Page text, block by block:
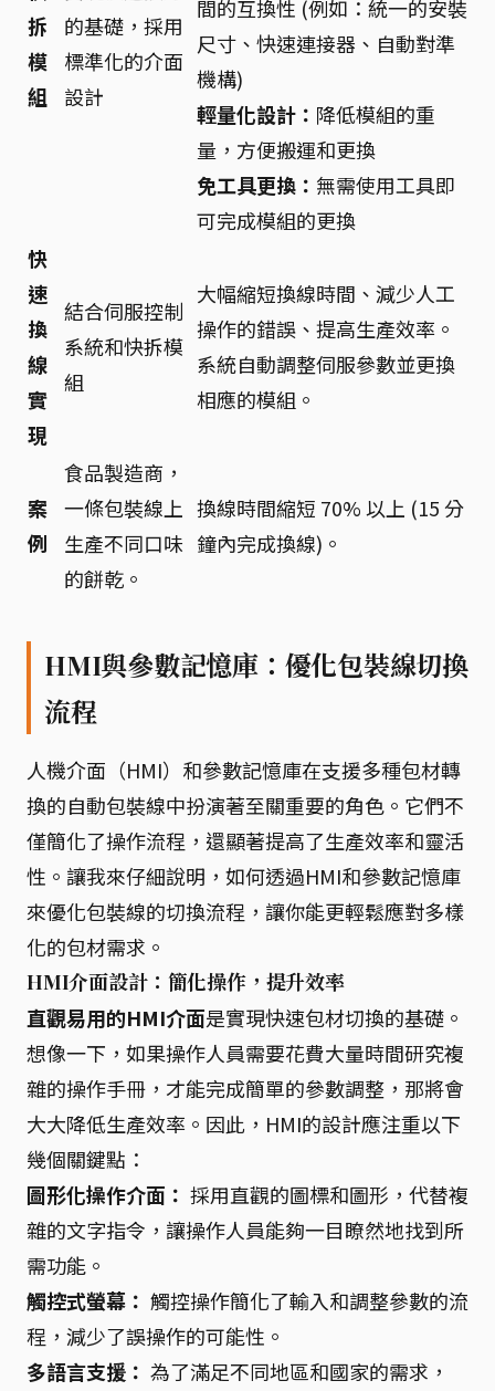
拆
模
組
的基礎，採用
標準化的介面
設計
間的互換性 (例如：統一的安裝
尺寸、快速連接器、自動對準
機構)
輕量化設計： 降低模組的重
量，方便搬運和更換
免工具更換： 無需使用工具即
可完成模組的更換
快
速
換
線
實
現
結合伺服控制
系統和快拆模
組
大幅縮短換線時間、減少人工
操作的錯誤、提高生產效率。
系統自動調整伺服參數並更換
相應的模組。
案
例
食品製造商，
一條包裝線上
生產不同口味
的餅乾。
換線時間縮短 70% 以上 (15 分
鐘內完成換線)。
HMI與參數記憶庫：優化包裝線切換
流程
人機介面（HMI）和參數記憶庫在支援多種包材轉
換的自動包裝線中扮演著至關重要的角色。它們不
僅簡化了操作流程，還顯著提高了生產效率和靈活
性。讓我來仔細說明，如何透過HMI和參數記憶庫
來優化包裝線的切換流程，讓你能更輕鬆應對多樣
化的包材需求。
HMI介面設計：簡化操作，提升效率
直觀易用的HMI介面是實現快速包材切換的基礎。
想像一下，如果操作人員需要花費大量時間研究複
雜的操作手冊，才能完成簡單的參數調整，那將會
大大降低生產效率。因此，HMI的設計應注重以下
幾個關鍵點：
圖形化操作介面： 採用直觀的圖標和圖形，代替複
雜的文字指令，讓操作人員能夠一目瞭然地找到所
需功能。
觸控式螢幕： 觸控操作簡化了輸入和調整參數的流
程，減少了誤操作的可能性。
多語言支援： 為了滿足不同地區和國家的需求，